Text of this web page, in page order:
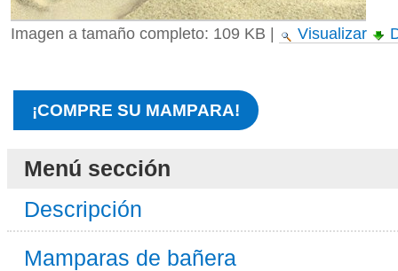
Imagen a tamaño completo: 109 KB Visualizar
¡COMPRE SU MAMPARA!
Menú sección
Descripción
Mamparas de bañera